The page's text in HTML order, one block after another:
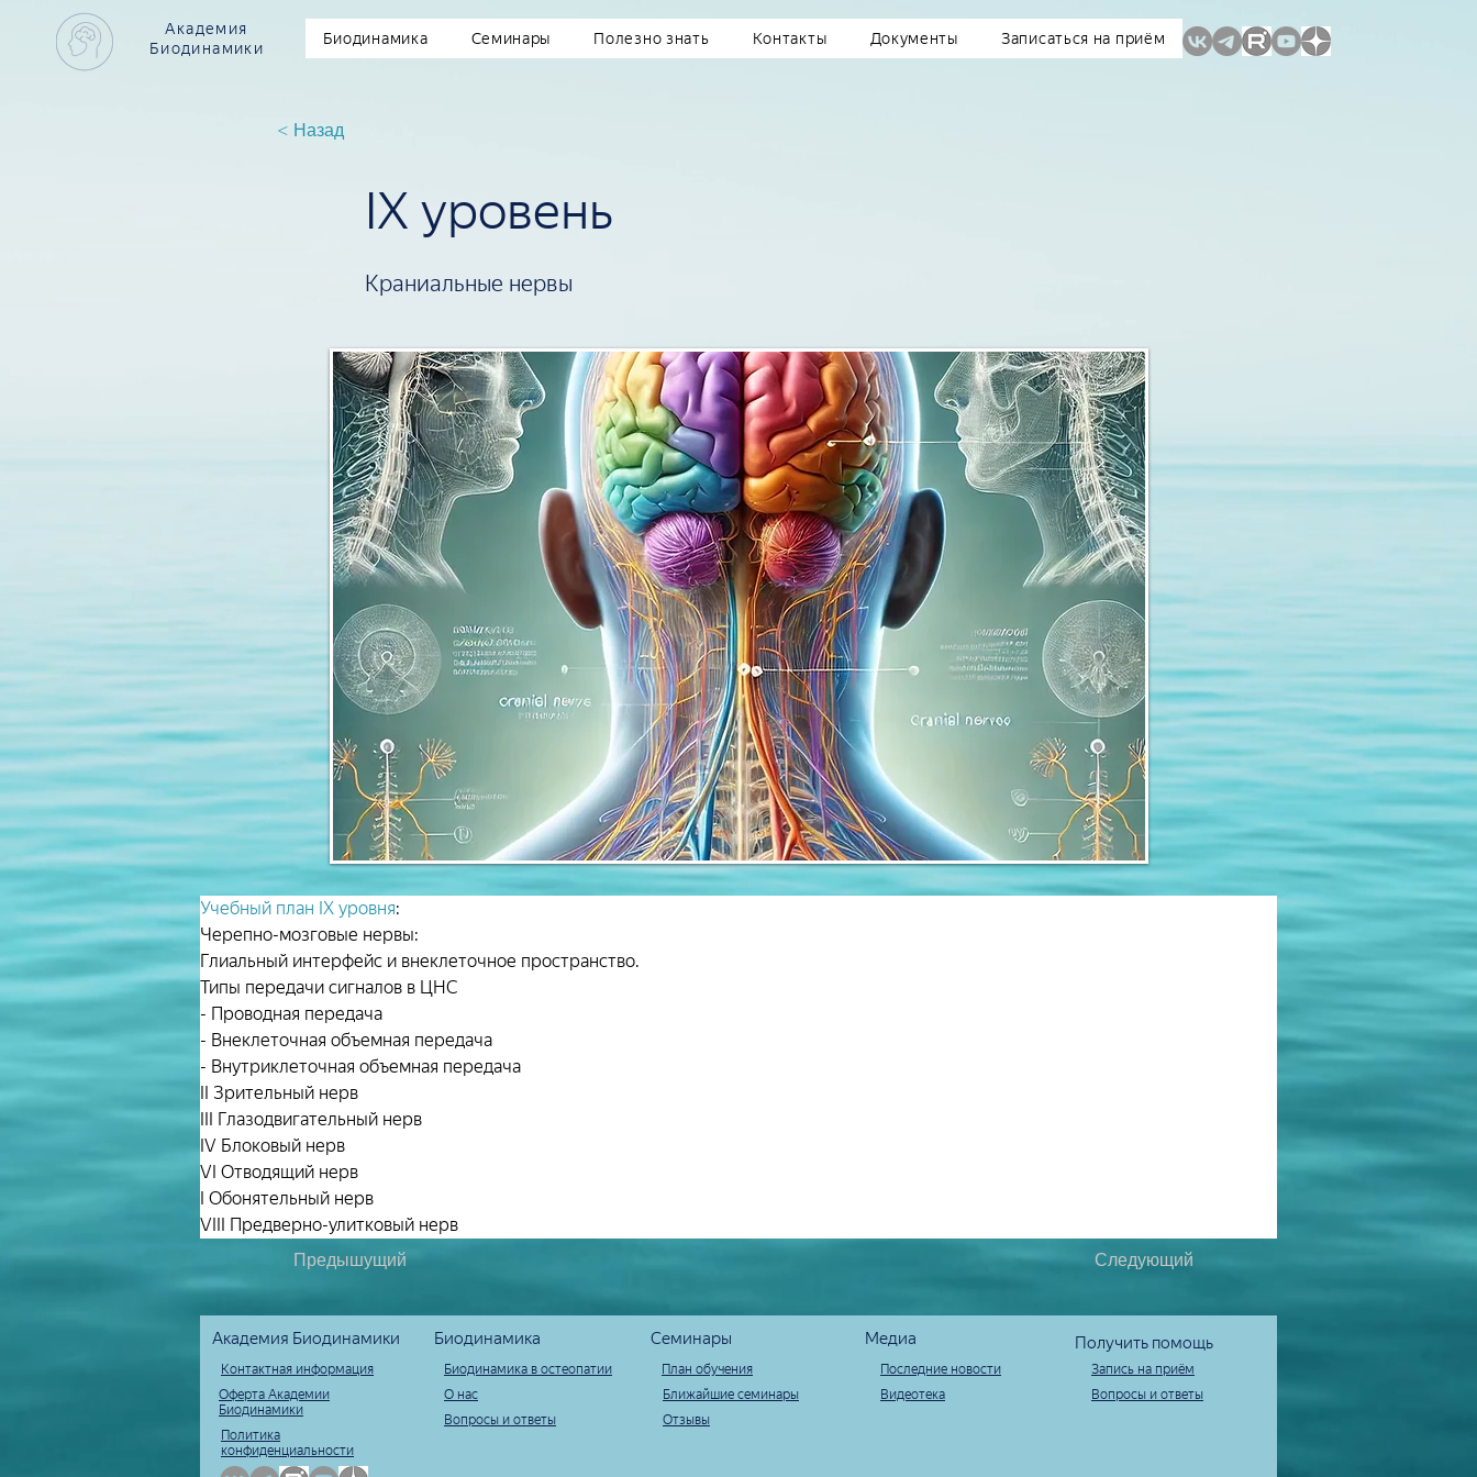
Академия
Биодинамики
Биодинамика Семинары Полезно знать Контакты Документы Записаться на приём
< Назад
IX уровень
Краниальные нервы
Учебный план IX уровня:
Черепно-мозговые нервы:
Глиальный интерфейс и внеклеточное пространство.
Типы передачи сигналов в ЦНС
- Проводная передача
- Внеклеточная объемная передача
- Внутриклеточная объемная передача
II Зрительный нерв
III Глазодвигательный нерв
IV Блоковый нерв
VI Отводящий нерв
I Обонятельный нерв
VIII Предверно-улитковый нерв
Предышущий
Следующий
Академия Биодинамики
Контактная информация
Оферта Академии
Биодинамики
Политика
конфиденциальности
Биодинамика
Биодинамика в остеопатии
О нас
Вопросы и ответы
Семинары
План обучения
Ближайшие семинары
Отзывы
Медиа
Последние новости
Видеотека
Получить помощь
Запись на приём
Вопросы и ответы